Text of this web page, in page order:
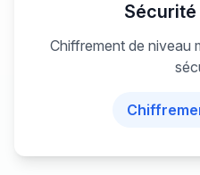
Chiffrement de niveau